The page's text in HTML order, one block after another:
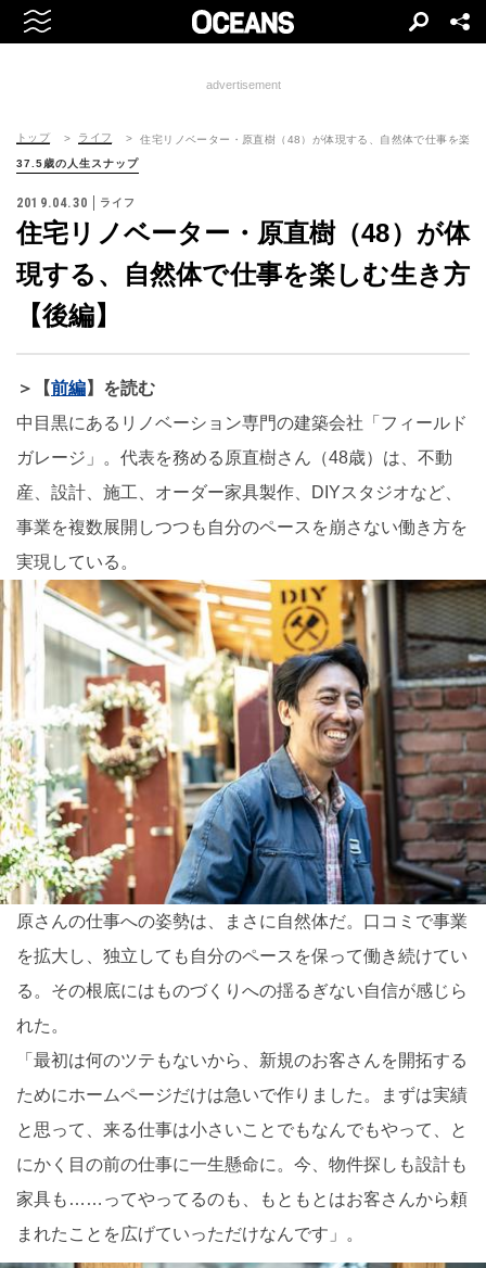
advertisement
トップ ライフ 住宅リノベーター・原直樹（48）が体現する、自然体で仕事を楽し
37.5歳の人生スナップ
2019.04.30 ライフ
住宅リノベーター・原直樹（48）が体
現する、自然体で仕事を楽しむ生き方
【後編】
＞【前編】を読む
中目黒にあるリノベーション専門の建築会社「フィールド
ガレージ」。代表を務める原直樹さん（48歳）は、不動
産、設計、施工、オーダー家具製作、DIYスタジオなど、
事業を複数展開しつつも自分のペースを崩さない働き方を
実現している。
原さんの仕事への姿勢は、まさに自然体だ。口コミで事業
を拡大し、独立しても自分のペースを保って働き続けてい
る。その根底にはものづくりへの揺るぎない自信が感じら
れた。
「最初は何のツテもないから、新規のお客さんを開拓する
ためにホームページだけは急いで作りました。まずは実績
と思って、来る仕事は小さいことでもなんでもやって、と
にかく目の前の仕事に一生懸命に。今、物件探しも設計も
家具も……ってやってるのも、もともとはお客さんから頼
まれたことを広げていっただけなんです」。